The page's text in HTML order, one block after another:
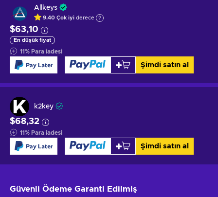
Allkeys
9.40 Çok iyi derece
$63,10
En düşük fiyat
11% Para iadesi
Şimdi satın al
k2key
$68,32
11% Para iadesi
Şimdi satın al
Güvenli Ödeme Garanti Edilmiş